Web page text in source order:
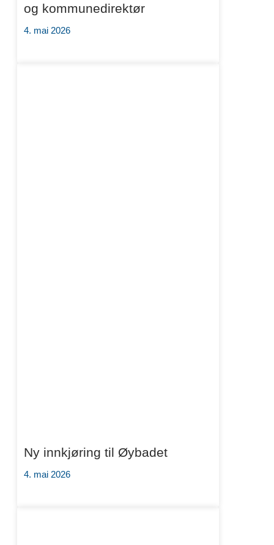
og kommunedirektør
4. mai 2026
Ny innkjøring til Øybadet
4. mai 2026